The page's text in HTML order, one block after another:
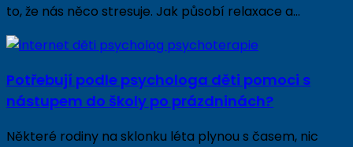
to, že nás něco stresuje. Jak působí relaxace a…
Potřebují podle psychologa děti pomoci s
nástupem do školy po prázdninách?
Některé rodiny na sklonku léta plynou s časem, nic